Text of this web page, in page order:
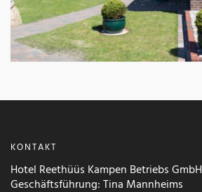
KONTAKT
Hotel Reethüüs Kampen Betriebs GmbH
Geschäftsführung: Tina Mannheims